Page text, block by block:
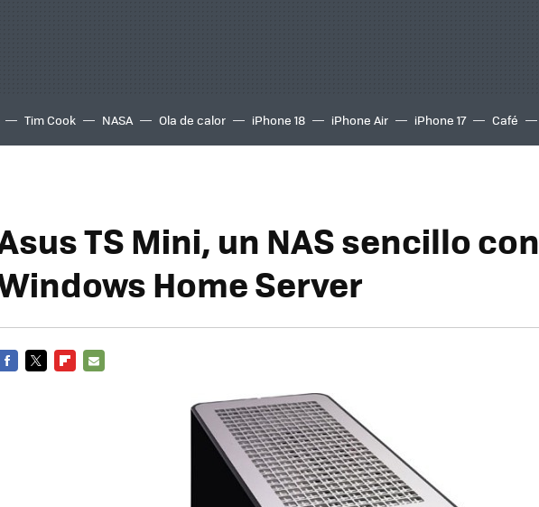
Tim Cook NASA Ola de calor iPhone 18 iPhone Air iPhone 17 Café
TS Mini, un NAS sencillo con
Home Server